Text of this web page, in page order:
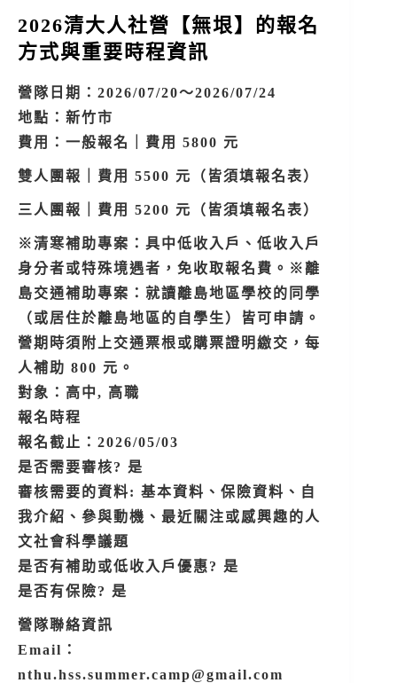
2026清大人社營【無垠】的報名
方式與重要時程資訊
營隊日期：2026/07/20～2026/07/24
地點：新竹市
費用：一般報名｜費用 5800 元
雙人團報｜費用 5500 元（皆須填報名表）
三人團報｜費用 5200 元（皆須填報名表）
※清寒補助專案：具中低收入戶、低收入戶
身分者或特殊境遇者，免收取報名費。※離
島交通補助專案：就讀離島地區學校的同學
（或居住於離島地區的自學生）皆可申請。
營期時須附上交通票根或購票證明繳交，每
人補助 800 元。
對象：高中, 高職
報名時程
報名截止：2026/05/03
是否需要審核? 是
審核需要的資料: 基本資料、保險資料、自
我介紹、參與動機、最近關注或感興趣的人
文社會科學議題
是否有補助或低收入戶優惠? 是
是否有保險? 是
營隊聯絡資訊
Email：
nthu.hss.summer.camp@gmail.com